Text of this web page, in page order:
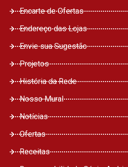
Encarte de Ofertas
Endereço das Lojas
Envie sua Sugestão
Projetos
História da Rede
Nosso Mural
Notícias
Ofertas
Receitas